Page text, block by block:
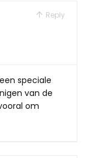
Reply
speciale
van de
om